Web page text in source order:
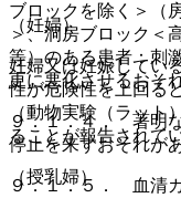
（妊婦）
妊婦又は妊娠してい
性が危険性を上回る
（動物実験（ラット
ることが報告されて
（授乳婦）
ブロックを除く＞（
＞、洞房ブロック＜
等）のある患者：刺
更に悪化させるおそ
９．１．４． 著明
停止を来すおそれが
９．１．５． 血清